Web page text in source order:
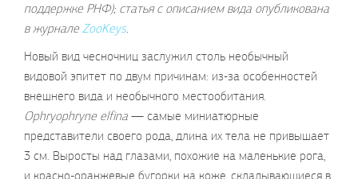
поддержке РНФ); статья с описанием вида опубликована
в журнале ZooKeys.
Новый вид чесночниц заслужил столь необычный
видовой эпитет по двум причинам: из-за особенностей
внешнего вида и необычного местообитания.
Ophryophryne elfina — самые миниатюрные
представители своего рода, длина их тела не привышает
3 см. Выросты над глазами, похожие на маленькие рога,
и красно-оранжевые бугорки на коже, складывающиеся в